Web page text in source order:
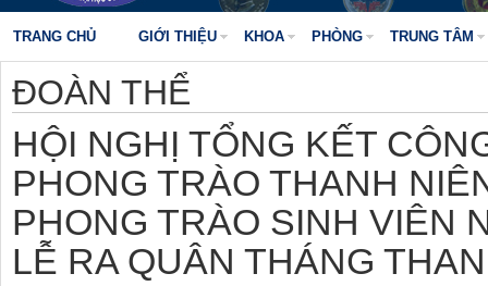
TRANG CHỦ GIỚI THIỆU KHOA PHÒNG TRUNG TÂM
ĐOÀN THỂ
HỘI NGHỊ TỔNG KẾT
PHONG TRÀO THANH
PHONG TRÀO SINH VIÊN
LỄ RA QUÂN THÁNG